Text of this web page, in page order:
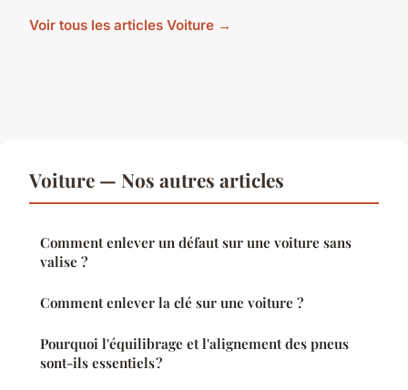
Voir tous les articles Voiture →
Voiture — Nos autres articles
Comment enlever un défaut sur une voiture sans
valise ?
Comment enlever la clé sur une voiture ?
Pourquoi l'équilibrage et l'alignement des pneus
sont-ils essentiels ?